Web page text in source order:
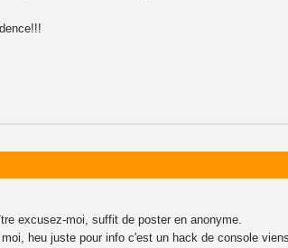
excusez-moi, suffit de poster en anonyme.
heu juste pour info c'est un hack de console